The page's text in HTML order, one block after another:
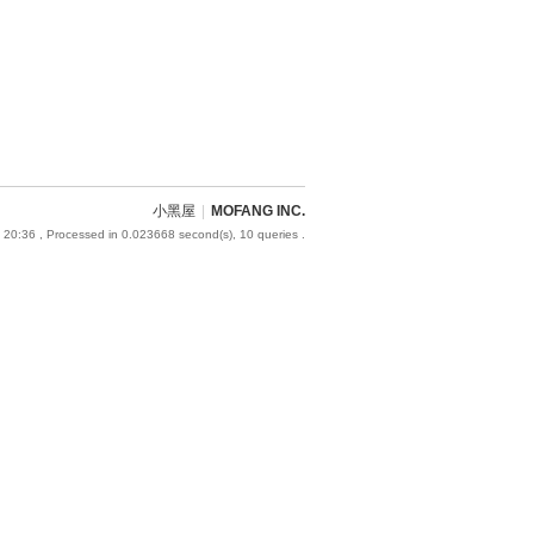
小黑屋 MOFANG INC.
20:36 , Processed in 0.023668 second(s), 10 queries .